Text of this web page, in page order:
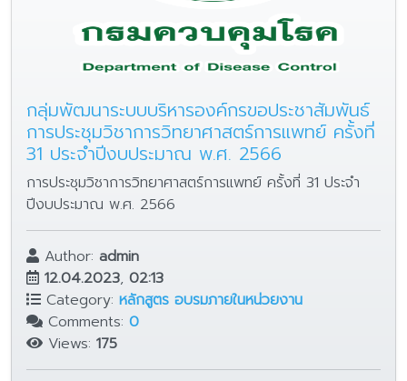
กลุ่มพัฒนาระบบบริหารองค์กรขอประชาสัมพันธ์
การประชุมวิชาการวิทยาศาสตร์การแพทย์ ครั้งที่
31 ประจำปีงบประมาณ พ.ศ. 2566
การประชุมวิชาการวิทยาศาสตร์การแพทย์ ครั้งที่ 31 ประจำ
ปีงบประมาณ พ.ศ. 2566
Author: admin
12.04.2023, 02:13
Category: หลักสูตร อบรมภายในหน่วยงาน
Comments: 0
Views: 175